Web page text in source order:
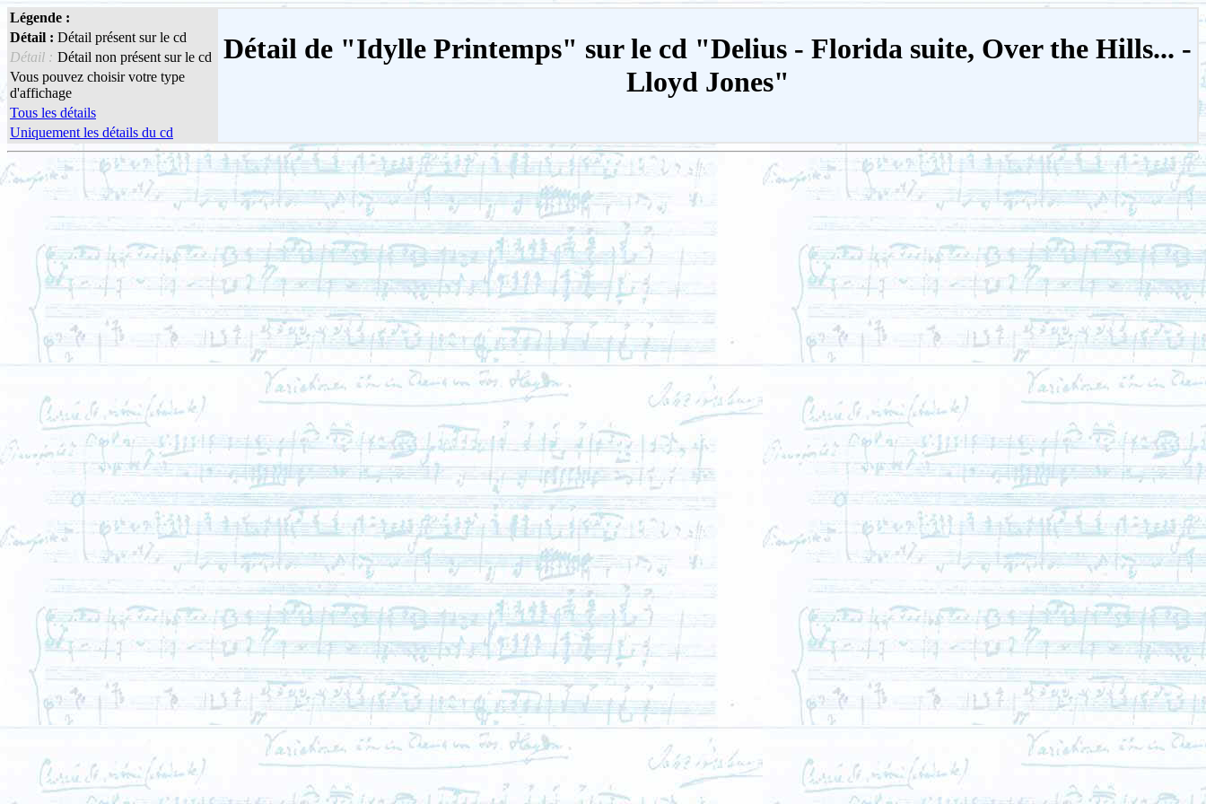
Légende :
Détail de "Idylle Printemps" sur le cd "Delius - Florida suite, Over the Hills... -
Lloyd Jones"
Détail : Détail présent sur le cd
Détail : Détail non présent sur le cd
Vous pouvez choisir votre type
d'affichage
Tous les détails
Uniquement les détails du cd